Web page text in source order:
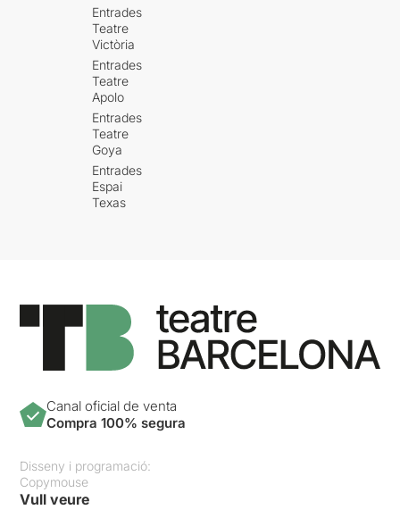
Entrades
Teatre
Victòria
Entrades
Teatre
Apolo
Entrades
Teatre
Goya
Entrades
Espai
Texas
Canal oficial de venta
Compra 100% segura
Disseny i programació:
Copymouse
Vull veure